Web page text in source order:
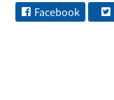
Facebook